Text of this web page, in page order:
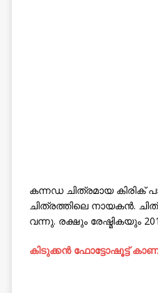
കന്നഡ ചിത്രമായ കിരിക്
ചിത്രത്തിലെ നായകൻ.
വന്നു. രക്ഷും രേഷ്മികയും
കിടുക്കന്‍ ഫോട്ടോഷൂട്ട്‌